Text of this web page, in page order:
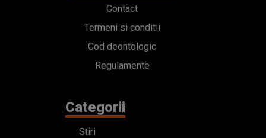
Contact
Termeni si conditii
Cod deontologic
Regulamente
Categorii
Stiri